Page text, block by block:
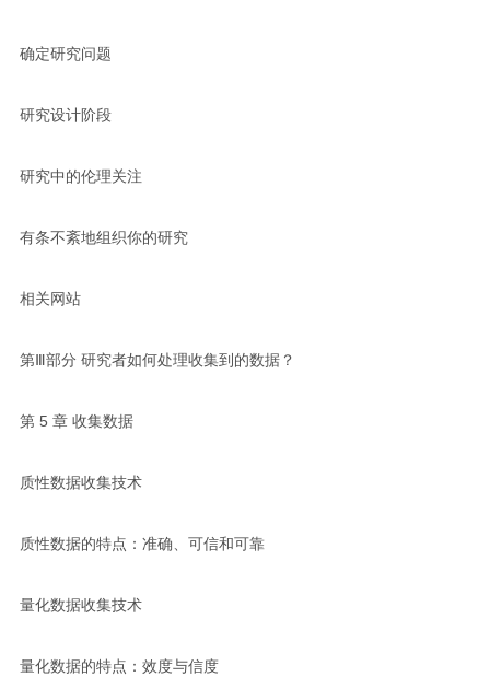
确定研究问题
研究设计阶段
研究中的伦理关注
有条不紊地组织你的研究
相关网站
第Ⅲ部分 研究者如何处理收集到的数据？
第 5 章 收集数据
质性数据收集技术
质性数据的特点：准确、可信和可靠
量化数据收集技术
量化数据的特点：效度与信度